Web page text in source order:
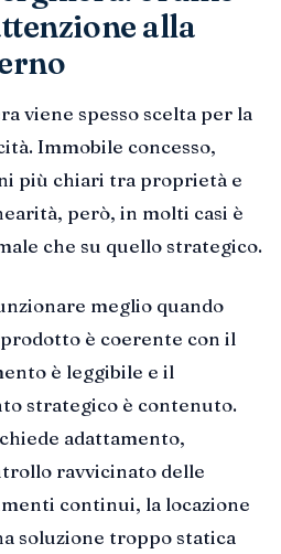
alla
viene spesso scelta per la
Immobile concesso,
più chiari tra proprietà e
però, in molti casi è
che su quello strategico.
meglio quando
è coerente con il
è leggibile e il
strategico è contenuto.
adattamento,
ravvicinato delle
continui, la locazione
soluzione troppo statica